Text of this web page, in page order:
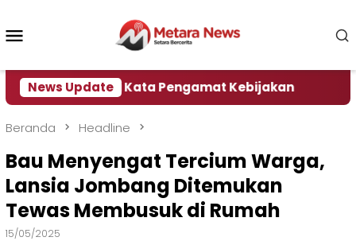
konten
News Update
Ini Kata Pengamat Kebijakan
Beranda Headline
Bau Menyengat Tercium Warga,
Lansia Jombang Ditemukan
Tewas Membusuk di Rumah
15/05/2025